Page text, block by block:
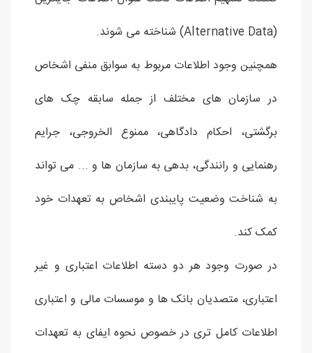
(Alternative Data) شناخته می شوند.
همچنین وجود اطلاعات مربوط به سوابق منفی اشخاص
در سازمان های مختلف از جمله سابقه چک های
برگشتی، احکام دادگاهی، ممنوع الخروجی، جرایم
رهنمایی و رانندگی، بدهی به سازمان ها و ... می تواند
به شناخت وضعیت پایبندی اشخاص به تعهدات خود
کمک کند.
در صورت وجود هر دو دسته اطلاعات اعتباری و غیر
اعتباری، متصدیان بانک ها و موسسات مالی و اعتباری
اطلاعات کامل تری در خصوص نحوه ایفای به تعهدات